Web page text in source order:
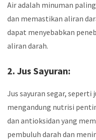
Air adalah minuman
dan memastikan aliran
dapat menyebabkan
aliran darah.
2. Jus Sayuran:
Jus sayuran segar,
mengandung nutrisi
dan antioksidan yang
pembuluh darah dan